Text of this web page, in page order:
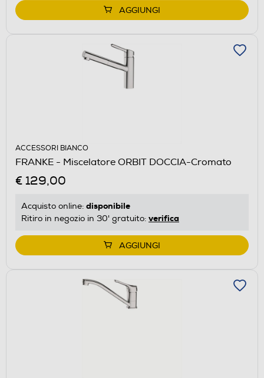
AGGIUNGI
ACCESSORI BIANCO
FRANKE - Miscelatore ORBIT DOCCIA-Cromato
€ 129,00
Acquisto online: disponibile
Ritiro in negozio in 30' gratuito: verifica
AGGIUNGI